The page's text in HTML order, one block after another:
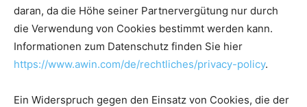
daran, da die Höhe seiner Partnervergütung nur durch
die Verwendung von Cookies bestimmt werden kann.
Informationen zum Datenschutz finden Sie hier
https://www.awin.com/de/rechtliches/privacy-policy.
Ein Widerspruch gegen den Einsatz von Cookies, die der